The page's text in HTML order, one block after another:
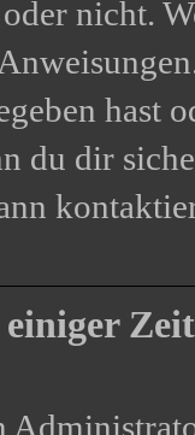
nicht.
hast
du dir